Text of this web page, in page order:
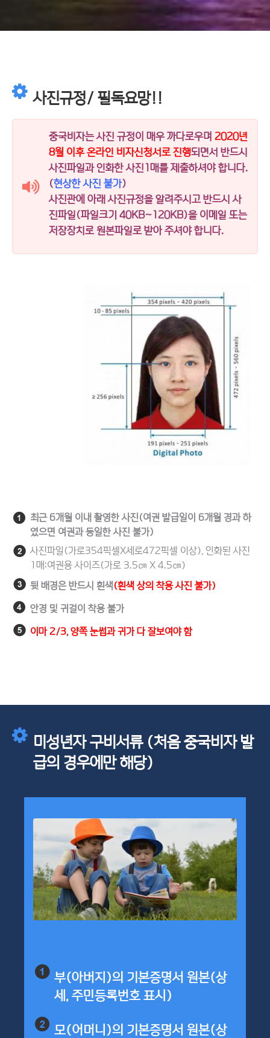
사진규정/ 필독요망!!
중국비자는 사진 규정이 매우 까다로우며 2020년
8월 이후 온라인 비자신청서로 진행되면서 반드시
사진파일과 인화한 사진1매를 제출하셔야 합니다.
(현상한 사진 불가)
사진관에 아래 사진규정을 알려주시고 반드시 사
진파일(파일크기 40KB~120KB)을 이메일 또는
저장장치로 원본파일로 받아 주셔야 합니다.
최근 6개월 이내 촬영한 사진(여권 발급일이 6개월 경과 하
였으면 여권과 동일한 사진 불가)
사진파일(가로354픽셀X세로472픽셀 이상), 인화된 사진
1매:여권용 사이즈(가로 3.5㎝ X 4.5㎝)
뒷 배경은 반드시 흰색(흰색 상의 착용 사진 불가)
안경 및 귀걸이 착용 불가
이마 2/3, 양쪽 눈썹과 귀가 다 잘보여야 함
미성년자 구비서류 (처음 중국비자 발
급의 경우에만 해당)
부(아버지)의 기본증명서 원본(상
세, 주민등록번호 표시)
모(어머니)의 기본증명서 원본(상